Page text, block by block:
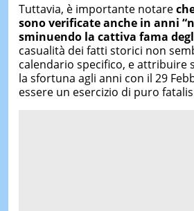
Tuttavia, è importante notare
sono verificate anche in anni
sminuendo la cattiva fama
casualità dei fatti storici non
calendario specifico, e attribuire
la sfortuna agli anni con il 29
essere un esercizio di puro